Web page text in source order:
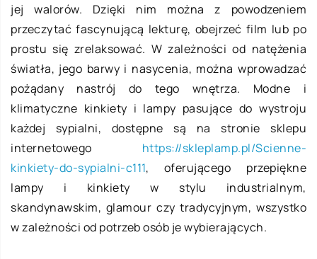
jej walorów. Dzięki nim można z powodzeniem
przeczytać fascynującą lekturę, obejrzeć film lub po
prostu się zrelaksować. W zależności od natężenia
światła, jego barwy i nasycenia, można wprowadzać
pożądany nastrój do tego wnętrza. Modne i
klimatyczne kinkiety i lampy pasujące do wystroju
każdej sypialni, dostępne są na stronie sklepu
internetowego https://skleplamp.pl/Scienne-
kinkiety-do-sypialni-c111, oferującego przepiękne
lampy i kinkiety w stylu industrialnym,
skandynawskim, glamour czy tradycyjnym, wszystko
w zależności od potrzeb osób je wybierających.